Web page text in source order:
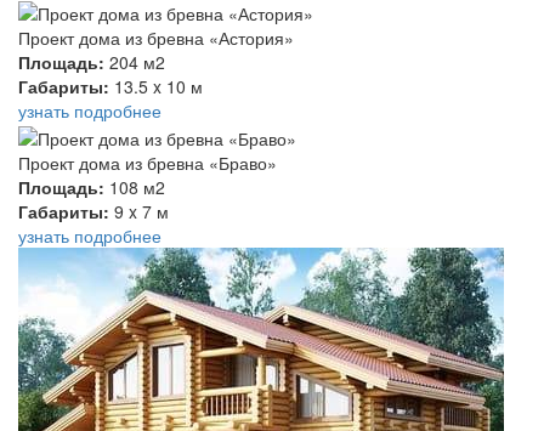
Проект дома из бревна «Астория»
Площадь: 204 м2
Габариты: 13.5 x 10 м
узнать подробнее
Проект дома из бревна «Браво»
Площадь: 108 м2
Габариты: 9 x 7 м
узнать подробнее